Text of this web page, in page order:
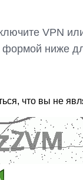
VPN
формой ниже
что вы не